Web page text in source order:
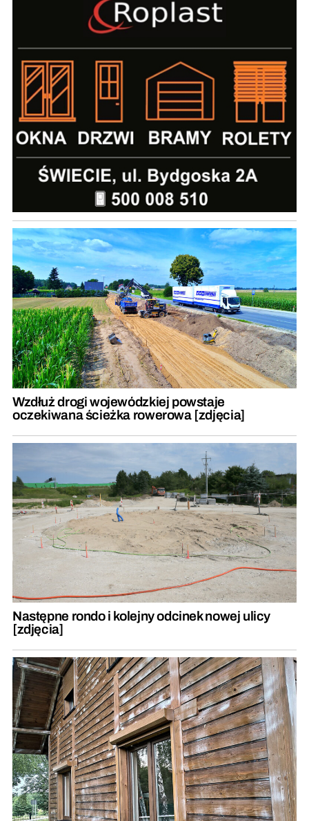
Wzdłuż drogi wojewódzkiej powstaje
oczekiwana ścieżka rowerowa [zdjęcia]
Następne rondo i kolejny odcinek nowej ulicy
[zdjęcia]